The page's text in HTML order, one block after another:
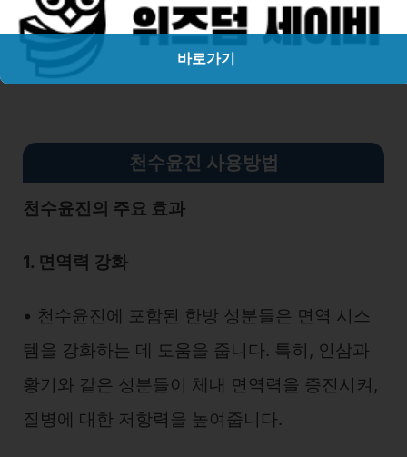
성분 더 알아보기
천수윤진 사용방법
천수윤진의 주요 효과
1. 면역력 강화
• 천수윤진에 포함된 한방 성분들은 면역 시스
템을 강화하는 데 도움을 줍니다. 특히, 인삼과
황기와 같은 성분들이 체내 면역력을 증진시켜,
질병에 대한 저항력을 높여줍니다.
바로가기